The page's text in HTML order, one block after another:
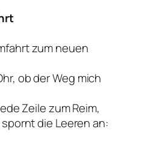
zum neuen
ob der Weg mich
Zeile zum Reim,
die Leeren an: